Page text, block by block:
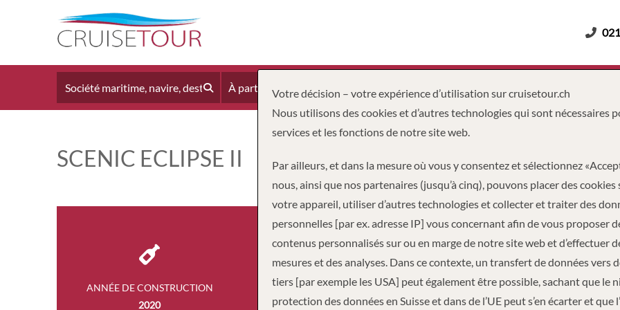
À partir du Adultes Enfants Durée
SCENIC ECLIPSE II
ANNÉE DE CONSTRUCTION
2020
EQUIPAGE
172
TONNAGE
16,500
Votre décision – votre expérience d’utilisation sur cruisetour.ch
Nous utilisons des cookies et d’autres technologies qui sont nécessaires
services et les fonctions de notre site web.
Par ailleurs, et dans la mesure où vous y consentez et sélectionnez
nous, ainsi que nos partenaires (jusqu’à cinq), pouvons placer des cookies
votre appareil, utiliser d’autres technologies et collecter et traiter des
personnelles [par ex. adresse IP] vous concernant afin de vous proposer
contenus personnalisés sur ou en marge de notre site web et d’effectuer
mesures et des analyses. Dans ce contexte, un transfert de données vers
tiers [par exemple les USA] peut également être possible, sachant que le
protection des données en Suisse et dans de l’UE peut s’en écarter et que